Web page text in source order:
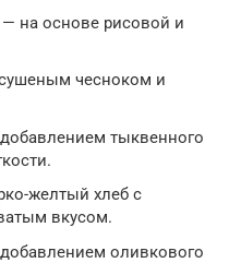
на основе рисовой и
чесноком и
тыквенного
желтый хлеб с
вкусом.
оливкового